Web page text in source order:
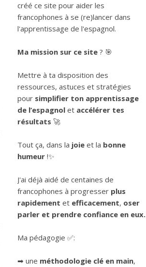
créé ce site pour aider les
francophones à se (re)lancer dans
l'apprentissage de l'espagnol.
Ma mission sur ce site ? 🎯
Mettre à ta disposition des
ressources, astuces et stratégies
pour simplifier ton apprentissage
de l’espagnol et accélérer tes
résultats 🚀
Tout ça, dans la joie et la bonne
humeur !✨
J'ai déjà aidé de centaines de
francophones à progresser plus
rapidement et efficacement, oser
parler et prendre confiance en eux.
Ma pédagogie ✅:
➡ une méthodologie clé en main,